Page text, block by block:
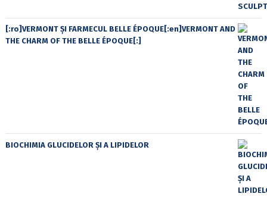
[:ro]VERMONT ȘI FARMECUL BELLE ÉPOQUE[:en]VERMONT AND
THE CHARM OF THE BELLE ÉPOQUE[:]
BIOCHIMIA GLUCIDELOR ȘI A LIPIDELOR